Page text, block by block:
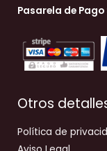
Pasarela de Pago
Otros
Política de